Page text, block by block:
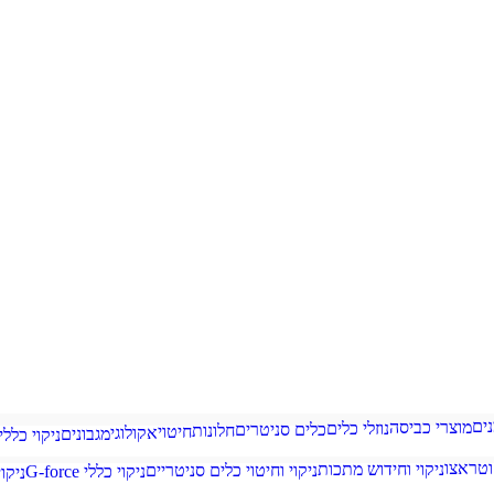
מוצרי כביסהנוזלי כליםכלים סניטריםחלונותחיטויאקולוגימגבוניםניקוי כללי
ניקוי וחידוש מתכותניקוי וחיטוי כלים סניטרייםניקוי כללי G-force